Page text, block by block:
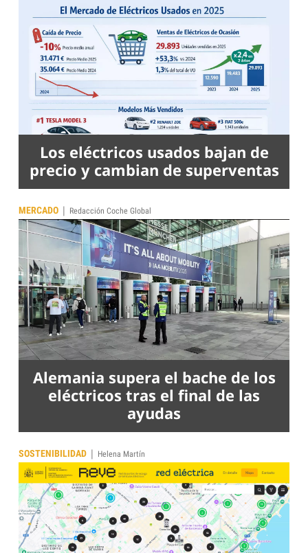
Los eléctricos usados bajan de
precio y cambian de superventas
MERCADO | Redacción Coche Global
Alemania supera el bache de los
eléctricos tras el final de las
ayudas
SOSTENIBILIDAD | Helena Martín